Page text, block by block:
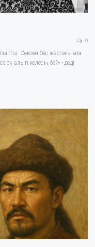
0
Сексен бес жастағы ата
су алып келесің бе?» - деді.